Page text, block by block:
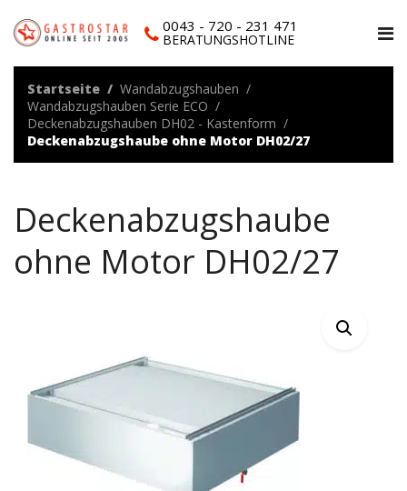
0043 - 720 - 231 471
BERATUNGSHOTLINE
Startseite
Wandabzugshauben
Wandabzugshauben Serie ECO
Deckenabzugshauben DH02 - Kastenform
Deckenabzugshaube ohne Motor DH02/27
Deckenabzugshaube
ohne Motor DH02/27